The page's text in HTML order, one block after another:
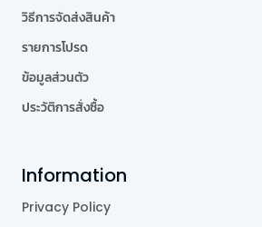
วิธีการจัดส่งสินค้า
รายการโปรด
ข้อมูลส่วนตัว
ประวัติการสั่งซื้อ
Information
Privacy Policy